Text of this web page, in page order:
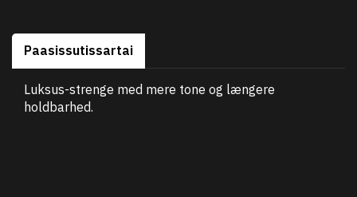
Paasissutissartai
Luksus-strenge med mere tone og længere
holdbarhed.